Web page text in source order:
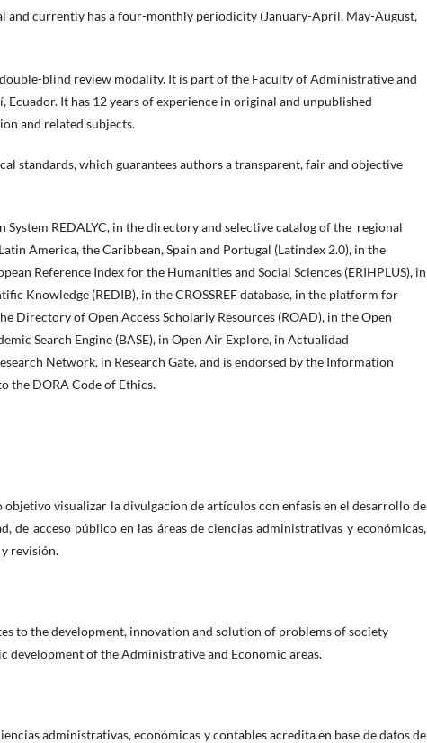
and currently has a four-monthly periodicity (January-April, May-August,
blind review modality. It is part of the Faculty of Administrative and
Ecuador. It has 12 years of experience in original and unpublished
and related subjects.
standards, which guarantees authors a transparent, fair and objective
REDALYC, in the directory and selective catalog of the regional
America, the Caribbean, Spain and Portugal (Latindex 2.0), in the
Reference Index for the Humanities and Social Sciences (ERIHPLUS), in
Knowledge (REDIB), in the CROSSREF database, in the platform for
Directory of Open Access Scholarly Resources (ROAD), in the Open
Search Engine (BASE), in Open Air Explore, in Actualidad
Network, in Research Gate, and is endorsed by the Information
the DORA Code of Ethics.
visualizar la divulgacion de artículos con enfasis en el desarrollo de
de acceso público en las áreas de ciencias administrativas y económicas,
revisión.
to the development, innovation and solution of problems of society
of the Administrative and Economic areas.
administrativas, económicas y contables acredita en base de datos de